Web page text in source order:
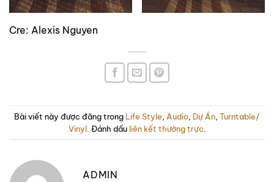
Cre: Alexis Nguyen
Bài viết này được đăng trong Life Style Audio Dự Án Turntable/
Vinyl. Đánh dấu liên kết thường trực
ADMIN